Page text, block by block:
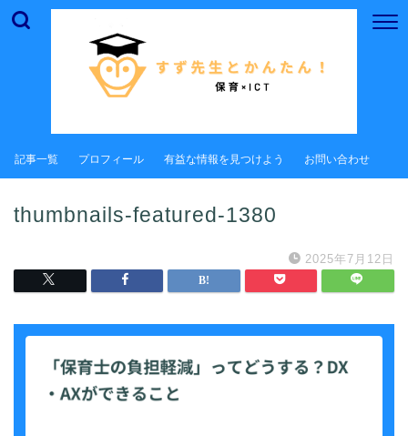
記事一覧 プロフィール 有益な情報を見つけよう お問い合わせ
thumbnails-featured-1380
2025年7月12日